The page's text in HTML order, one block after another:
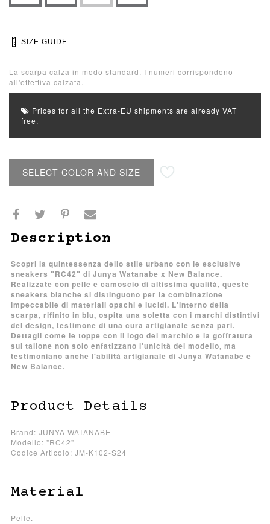
SIZE GUIDE
La scarpa calza in modo standard. I numeri corrispondono
all'effettiva calzata.
Prices for all the Extra-EU shipments are already VAT
free.
SELECT COLOR AND SIZE
Description
Scopri la quintessenza dello stile urbano con le esclusive
sneakers "RC42" di Junya Watanabe x New Balance.
Realizzate con pelle e camoscio di altissima qualità, queste
sneakers bianche si distinguono per la combinazione
impeccabile di materiali opachi e lucidi. L'interno della
scarpa, rifinito in blu, ospita una soletta con i marchi distintivi
del design, testimone di una cura artigianale senza pari.
Dettagli come le toppe con il logo del marchio e la goffratura
sul tallone non solo enfatizzano l'unicità del modello, ma
testimoniano anche l'abilità artigianale di Junya Watanabe e
New Balance.
Product Details
Brand: JUNYA WATANABE
Modello: "RC42"
Codice Articolo: JM-K102-S24
Material
Pelle.